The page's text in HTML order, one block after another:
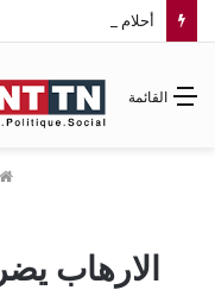
القائمة
الارهاب